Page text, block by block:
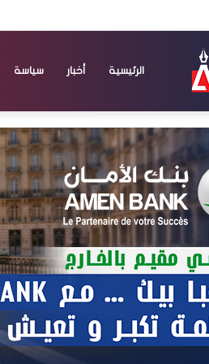
الرئيسية أخبار سياسة